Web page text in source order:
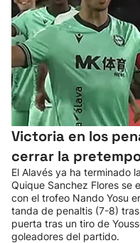
Victoria en los
cerrar la
El Alavés ya ha terminado
Quique Sanchez Flores se
con el trofeo Nando Yosu
tanda de penaltis (7-8)
puerta tras un tiro de
goleadores del partido.